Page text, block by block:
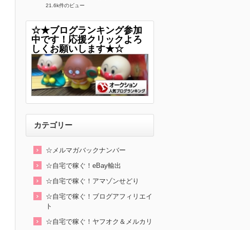
21.6k件のビュー
☆★ブログランキング参加
中です！応援クリックよろ
しくお願いします★☆
カテゴリー
☆メルマガバックナンバー
☆自宅で稼ぐ！eBay輸出
☆自宅で稼ぐ！アマゾンせどり
☆自宅で稼ぐ！ブログアフィリエイ
ト
☆自宅で稼ぐ！ヤフオク＆メルカリ